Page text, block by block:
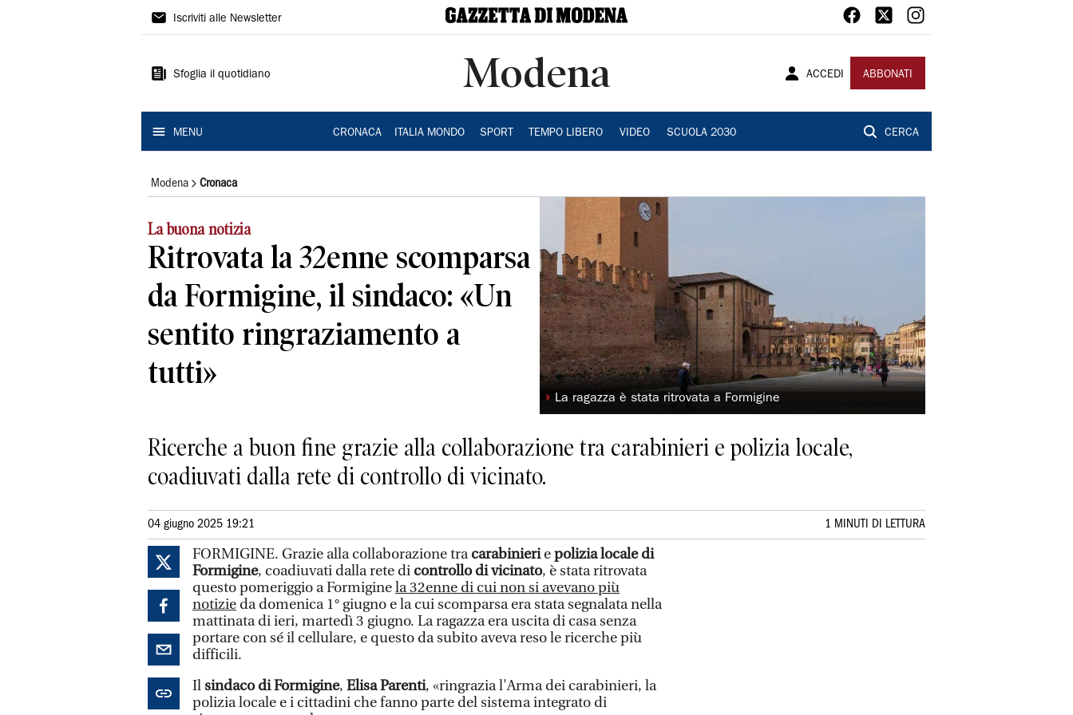
Gazzetta
Modena
Iscriviti alle Newsletter
Sfoglia il quotidiano Modena ACCEDI ABBONATI
MENU CRONACA ITALIA MONDO SPORT TEMPO LIBERO VIDEO SCUOLA 2030 CERCA
Modena Cronaca
La buona notizia
Ritrovata la 32enne scomparsa
da Formigine, il sindaco: «Un
sentito ringraziamento a
tutti»
◗ La ragazza è stata ritrovata a Formigine
Ricerche a buon fine grazie alla collaborazione tra carabinieri e polizia locale,
coadiuvati dalla rete di controllo di vicinato.
04 giugno 2025 19:21 1 MINUTI DI LETTURA
FORMIGINE. Grazie alla collaborazione tracarabinieriepolizia locale di
Formigine, coadiuvati dalla rete di controllo di vicinato, è stata ritrovata
questo pomeriggio a Formiginela 32enne di cui non si avevano più
notizie da domenica 1° giugno e la cui scomparsa era stata segnalata nella
mattinata di ieri, martedì 3 giugno. La ragazza era uscita di casa senza
portare con sé il cellulare, e questo da subito aveva reso le ricerche più
difficili.
Ilsindaco di Formigine, Elisa Parenti, «ringrazia l'Arma dei carabinieri, la
polizia locale e i cittadini che fanno parte del sistema integrato di